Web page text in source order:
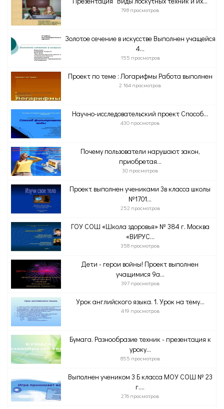
798 просмотров
Золотое сечение в искусстве Выполнен учащейся
4...
155 просмотров
Проект по теме : Логарифмы Работа выполнен
2 164 просмотров
Научно-исследовательский проект Способ...
430 просмотров
Почему пользователи нарушают закон,
приобретая...
30 просмотров
Проект выполнен учениками 3в класса школы
№1701...
252 просмотров
ГОУ СОШ «Школа здоровья» № 384 г. Москва
«ВИРУС...
358 просмотров
Дети - герои войны! Проект выполнен
учащимися 9а...
397 просмотров
Урок английского языка. 1. Урок на тему...
419 просмотров
Бумага. Разнообразие техник - презентация к
уроку...
855 просмотров
Выполнен учеником 3 Б класса МОУ СОШ № 23
г....
276 просмотров